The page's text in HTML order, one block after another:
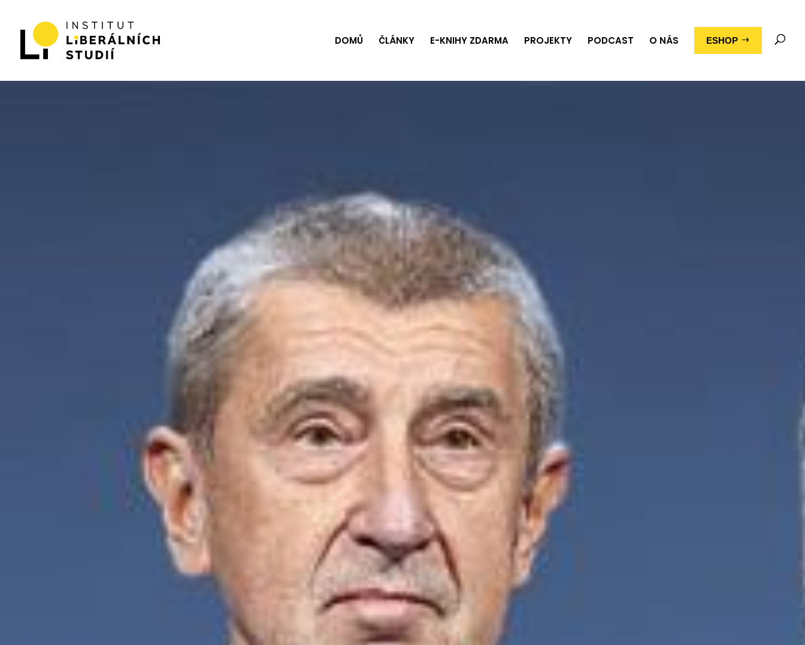
DOMŮ ČLÁNKY E-KNIHY ZDARMA PROJEKTY PODCAST O NÁS ESHOP